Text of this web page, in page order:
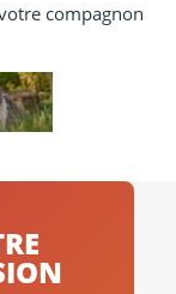
compagnon